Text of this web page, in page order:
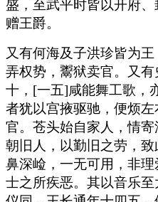
盛，至武平时皆以开府
赠王爵。
又有何海及子洪珍皆为
弄权势，鬻狱卖官。又
十，[一五]咸能舞工歌，
者犹以宫掖驱驰，便烦
官。苍头始自家人，情
朝旧人，以勤旧之劳，
鼻深崄，一无可用，非
士之所疾恶。其以音乐